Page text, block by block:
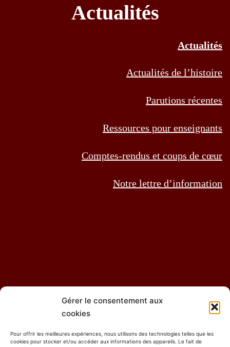
Gérer le consentement aux
cookies
Pour offrir les meilleures expériences, nous utilisons des technologies telles que les
cookies pour stocker et/ou accéder aux informations des appareils. Le fait de
Actualités
Actualités
Actualités de l’histoire
Parutions récentes
Ressources pour enseignants
Comptes-rendus et coups de cœur
Notre lettre d’information
GDH – Adhésion
GDH – Zone réservée aux membres